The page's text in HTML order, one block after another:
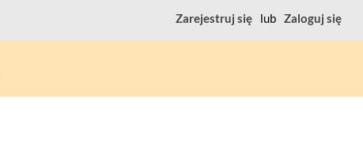
Zarejestruj się lub Zaloguj się